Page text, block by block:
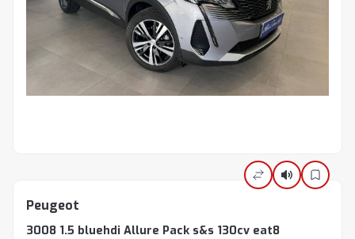
Peugeot
3008 1.5 bluehdi Allure Pack s&s 130cv eat8